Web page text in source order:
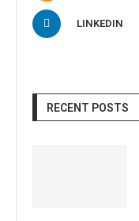
LINKEDIN
RECENT POSTS